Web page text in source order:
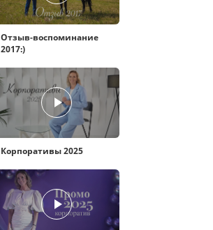
Отзыв-воспоминание
2017:)
Корпоративы 2025